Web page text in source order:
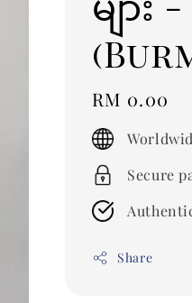
Regular
price
RM 0.00
Secure
Share